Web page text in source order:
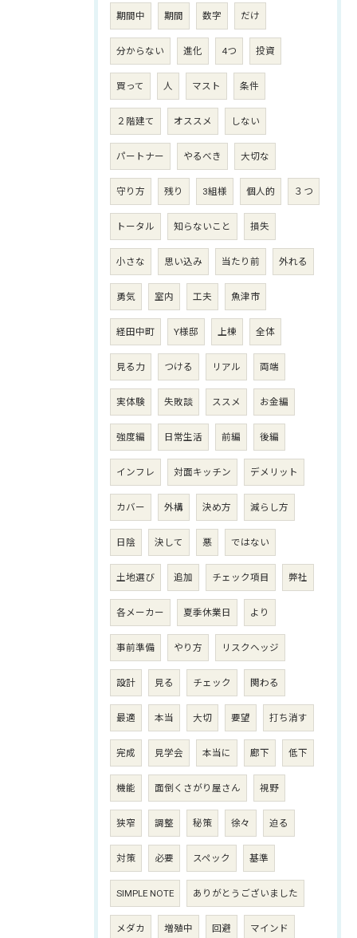
期間中 期間 数字 だけ
分からない 進化 4つ 投資
買って 人 マスト 条件
２階建て オススメ しない
パートナー やるべき 大切な
守り方 残り 3組様 個人的 ３つ
トータル 知らないこと 損失
小さな 思い込み 当たり前 外れる
勇気 室内 工夫 魚津市
経田中町 Y様邸 上棟 全体
見る力 つける リアル 両端
実体験 失敗談 ススメ お金編
強度編 日常生活 前編 後編
インフレ 対面キッチン デメリット
カバー 外構 決め方 減らし方
日陰 決して 悪 ではない
土地選び 追加 チェック項目 弊社
各メーカー 夏季休業日 より
事前準備 やり方 リスクヘッジ
設計 見る チェック 関わる
最適 本当 大切 要望 打ち消す
完成 見学会 本当に 廊下 低下
機能 面倒くさがり屋さん 視野
狭窄 調整 秘策 徐々 迫る
対策 必要 スペック 基準
SIMPLE NOTE ありがとうございました
メダカ 増殖中 回避 マインド